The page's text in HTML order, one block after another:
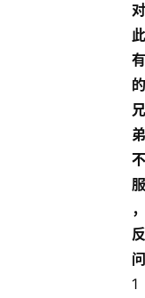
对
此
有
的
兄
弟
不
服
，
反
问
1